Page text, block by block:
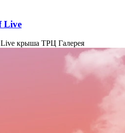
Live
крыша ТРЦ Галерея